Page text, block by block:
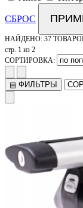
СБРОС
НАЙДЕНО: 37
стр. 1 из 2
СОРТИРОВКА:
▤ ФИЛЬТРЫ